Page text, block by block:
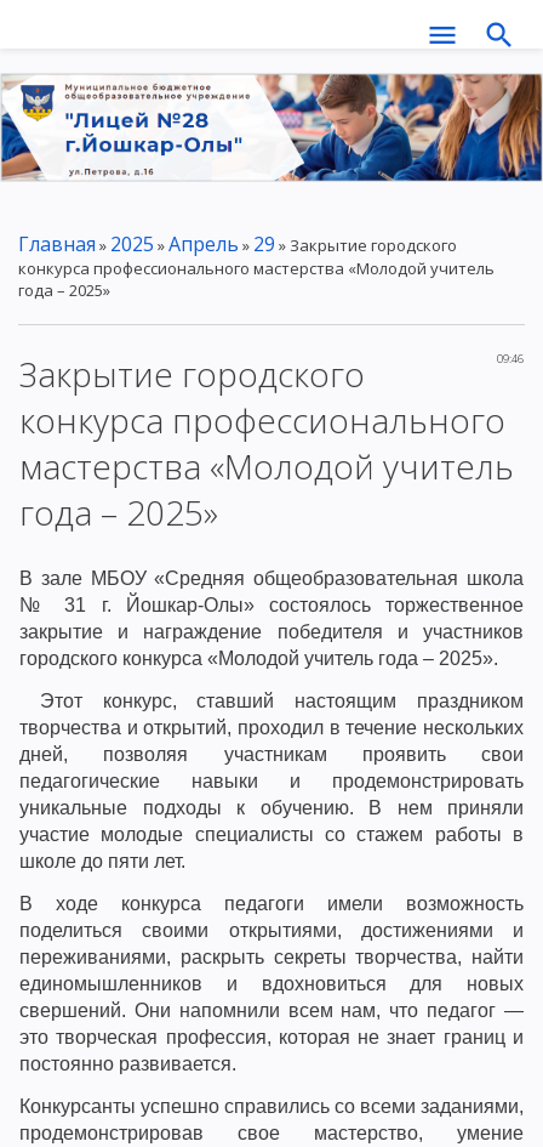
Главная » 2025 »Апрель » 29 » Закрытие городского
конкурса профессионального мастерства «Молодой учитель
года – 2025»
09:46
Закрытие городского
конкурса профессионального
мастерства «Молодой учитель
года – 2025»
В зале МБОУ «Средняя общеобразовательная школа
№ 31 г. Йошкар-Олы» состоялось торжественное
закрытие и награждение победителя и участников
городского конкурса «Молодой учитель года – 2025».
Этот конкурс, ставший настоящим праздником
творчества и открытий, проходил в течение нескольких
дней, позволяя участникам проявить свои
педагогические навыки и продемонстрировать
уникальные подходы к обучению. В нем приняли
участие молодые специалисты со стажем работы в
школе до пяти лет.
В ходе конкурса педагоги имели возможность
поделиться своими открытиями, достижениями и
переживаниями, раскрыть секреты творчества, найти
единомышленников и вдохновиться для новых
свершений. Они напомнили всем нам, что педагог —
это творческая профессия, которая не знает границ и
постоянно развивается.
Конкурсанты успешно справились со всеми заданиями,
продемонстрировав свое мастерство, умение